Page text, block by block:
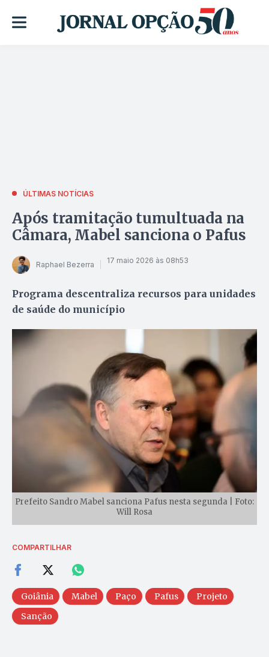
ÚLTIMAS NOTÍCIAS
Após tramitação tumultuada na
Câmara, Mabel sanciona o Pafus
Raphael Bezerra 17 maio 2026 às 08h53
Programa descentraliza recursos para unidades
de saúde do município
Prefeito Sandro Mabel sanciona Pafus nesta segunda | Foto:
Will Rosa
COMPARTILHAR
Goiânia Mabel Paço Pafus
Projeto
Sanção